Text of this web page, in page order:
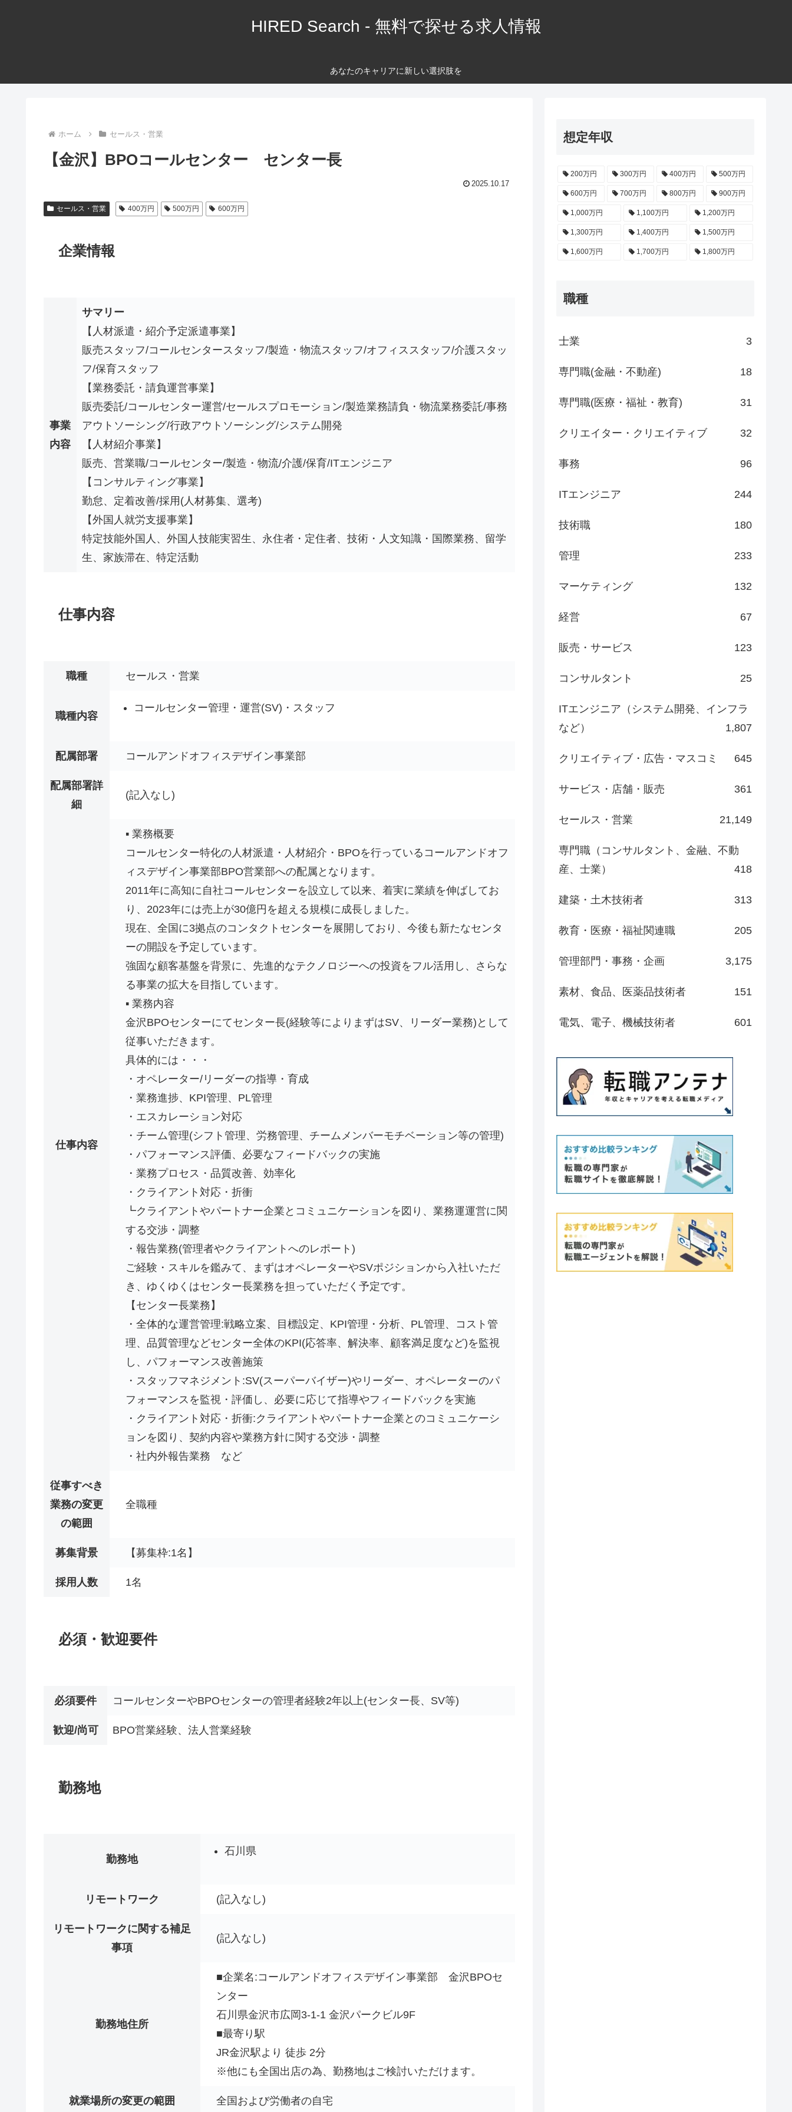
HIRED Search - 無料で探せる求人情報
あなたのキャリアに新しい選択肢を
ホーム セールス・営業
【金沢】BPOコールセンター センター長
2025.10.17
セールス・営業 400万円 500万円 600万円
企業情報
事業
内容
サマリー
【人材派遣・紹介予定派遣事業】
販売スタッフ/コールセンタースタッフ/製造・物流スタッフ/オフィススタッフ/介護スタッ
フ/保育スタッフ
【業務委託・請負運営事業】
販売委託/コールセンター運営/セールスプロモーション/製造業務請負・物流業務委託/事務
アウトソーシング/行政アウトソーシング/システム開発
【人材紹介事業】
販売、営業職/コールセンター/製造・物流/介護/保育/ITエンジニア
【コンサルティング事業】
勤怠、定着改善/採用(人材募集、選考)
【外国人就労支援事業】
特定技能外国人、外国人技能実習生、永住者・定住者、技術・人文知識・国際業務、留学
生、家族滞在、特定活動
仕事内容
職種 セールス・営業
職種内容
コールセンター管理・運営(SV)・スタッフ
配属部署 コールアンドオフィスデザイン事業部
配属部署詳
細
(記入なし)
仕事内容
▪️ 業務概要
コールセンター特化の人材派遣・人材紹介・BPOを行っているコールアンドオフ
ィスデザイン事業部BPO営業部への配属となります。
2011年に高知に自社コールセンターを設立して以来、着実に業績を伸ばしてお
り、2023年には売上が30億円を超える規模に成長しました。
現在、全国に3拠点のコンタクトセンターを展開しており、今後も新たなセンタ
ーの開設を予定しています。
強固な顧客基盤を背景に、先進的なテクノロジーへの投資をフル活用し、さらな
る事業の拡大を目指しています。
▪️ 業務内容
金沢BPOセンターにてセンター長(経験等によりまずはSV、リーダー業務)として
従事いただきます。
具体的には・・・
・オペレーター/リーダーの指導・育成
・業務進捗、KPI管理、PL管理
・エスカレーション対応
・チーム管理(シフト管理、労務管理、チームメンバーモチベーション等の管理)
・パフォーマンス評価、必要なフィードバックの実施
・業務プロセス・品質改善、効率化
・クライアント対応・折衝
┗クライアントやパートナー企業とコミュニケーションを図り、業務運運営に関
する交渉・調整
・報告業務(管理者やクライアントへのレポート)
ご経験・スキルを鑑みて、まずはオペレーターやSVポジションから入社いただ
き、ゆくゆくはセンター長業務を担っていただく予定です。
【センター長業務】
・全体的な運営管理:戦略立案、目標設定、KPI管理・分析、PL管理、コスト管
理、品質管理などセンター全体のKPI(応答率、解決率、顧客満足度など)を監視
し、パフォーマンス改善施策
・スタッフマネジメント:SV(スーパーバイザー)やリーダー、オペレーターのパ
フォーマンスを監視・評価し、必要に応じて指導やフィードバックを実施
・クライアント対応・折衝:クライアントやパートナー企業とのコミュニケーシ
ョンを図り、契約内容や業務方針に関する交渉・調整
・社内外報告業務 など
従事すべき
業務の変更
の範囲
全職種
募集背景 【募集枠:1名】
採用人数 1名
必須・歓迎要件
必須要件 コールセンターやBPOセンターの管理者経験2年以上(センター長、SV等)
歓迎/尚可 BPO営業経験、法人営業経験
勤務地
勤務地
石川県
リモートワーク (記入なし)
リモートワークに関する補足
事項
(記入なし)
勤務地住所
■企業名:コールアンドオフィスデザイン事業部 金沢BPOセ
ンター
石川県金沢市広岡3-1-1 金沢パークビル9F
■最寄り駅
JR金沢駅より 徒歩 2分
※他にも全国出店の為、勤務地はご検討いただけます。
就業場所の変更の範囲 全国および労働者の自宅
想定年収
200万円 300万円 400万円 500万円
600万円 700万円 800万円 900万円
1,000万円 1,100万円 1,200万円
1,300万円 1,400万円 1,500万円
1,600万円 1,700万円 1,800万円
職種
士業 3
専門職(金融・不動産) 18
専門職(医療・福祉・教育) 31
クリエイター・クリエイティブ 32
事務 96
ITエンジニア 244
技術職 180
管理 233
マーケティング 132
経営 67
販売・サービス 123
コンサルタント 25
ITエンジニア（システム開発、インフラ
など）
1,807
クリエイティブ・広告・マスコミ 645
サービス・店舗・販売 361
セールス・営業 21,149
専門職（コンサルタント、金融、不動
産、士業）
418
建築・土木技術者 313
教育・医療・福祉関連職 205
管理部門・事務・企画 3,175
素材、食品、医薬品技術者 151
電気、電子、機械技術者 601